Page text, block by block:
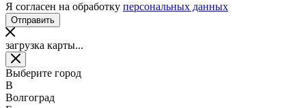
Я согласен на обработку персональных данных
загрузка карты...
Выберите город
В
Волгоград